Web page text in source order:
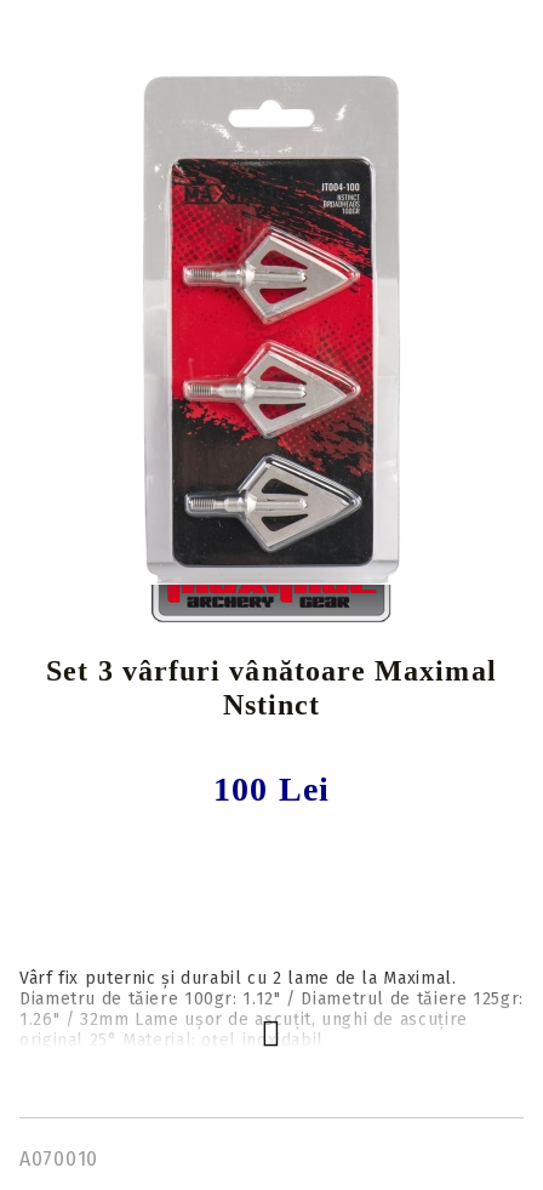
Share Tweet
Set 3 vârfuri vânătoare Maximal
Nstinct
100 Lei
Vârf fix puternic și durabil cu 2 lame de la Maximal.
Diametru de tăiere 100gr: 1.12" / Diametrul de tăiere 125gr:
1.26" / 32mm Lame ușor de ascuțit, unghi de ascuțire
original 25° Material: oțel inoxidabil
A070010